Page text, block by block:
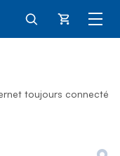
Panier
toujours connecté